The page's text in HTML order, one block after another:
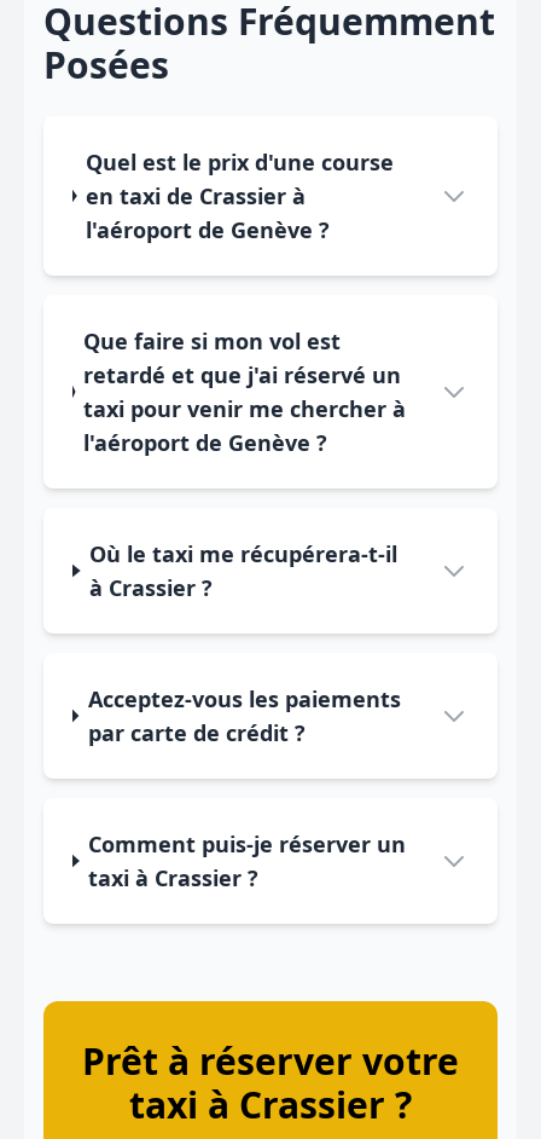
Questions Fréquemment
Posées
Quel est le prix d'une course
en taxi de Crassier à
l'aéroport de Genève ?
Que faire si mon vol est
retardé et que j'ai réservé un
taxi pour venir me chercher à
l'aéroport de Genève ?
Où le taxi me récupérera-t-il
à Crassier ?
Acceptez-vous les paiements
par carte de crédit ?
Comment puis-je réserver un
taxi à Crassier ?
Prêt à réserver votre
taxi à Crassier ?